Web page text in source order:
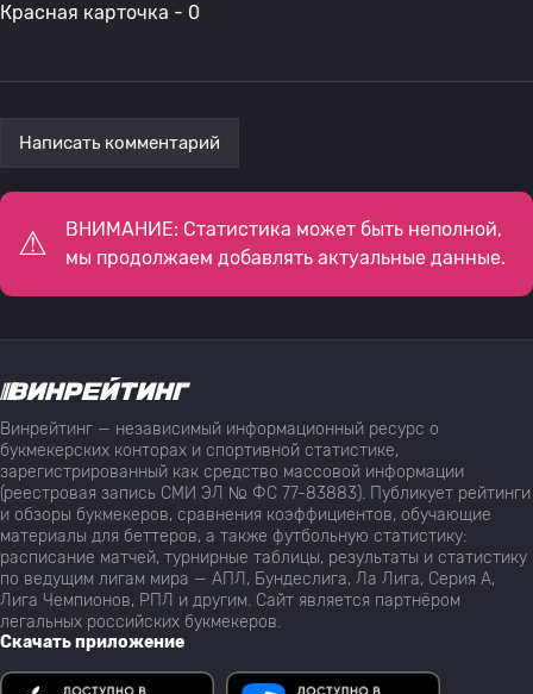
Красная карточка - 0
Написать комментарий
ВНИМАНИЕ: Статистика может быть неполной,
мы продолжаем добавлять актуальные данные.
Винрейтинг — независимый информационный ресурс о
букмекерских конторах и спортивной статистике,
зарегистрированный как средство массовой информации
(реестровая запись СМИ ЭЛ № ФС 77-83883). Публикует рейтинги
и обзоры букмекеров, сравнения коэффициентов, обучающие
материалы для беттеров, а также футбольную статистику:
расписание матчей, турнирные таблицы, результаты и статистику
по ведущим лигам мира — АПЛ, Бундеслига, Ла Лига, Серия А,
Лига Чемпионов, РПЛ и другим. Сайт является партнёром
легальных российских букмекеров.
Скачать приложение